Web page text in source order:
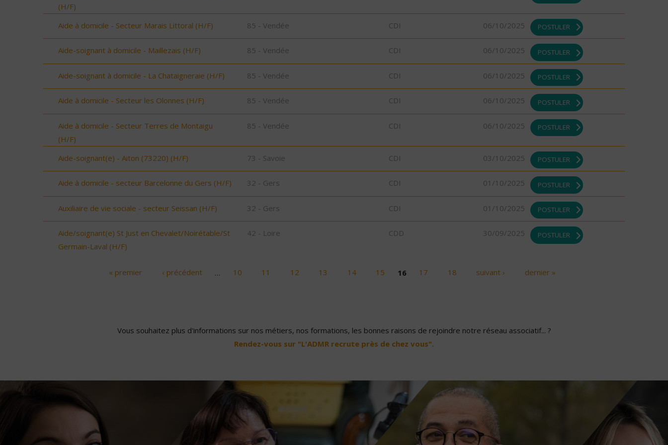
(H/F)
Aide à domicile - Secteur Marais Littoral (H/F) 85 - Vendée CDI 06/10/2025 POSTULER
Aide-soignant à domicile - Maillezais (H/F) 85 - Vendée CDI 06/10/2025 POSTULER
Aide-soignant à domicile - La Chataigneraie (H/F) 85 - Vendée CDI 06/10/2025 POSTULER
Aide à domicile - Secteur les Olonnes (H/F) 85 - Vendée CDI 06/10/2025 POSTULER
Aide à domicile - Secteur Terres de Montaigu
(H/F)
85 - Vendée CDI 06/10/2025 POSTULER
Aide-soignant(e) - Aiton (73220) (H/F) 73 - Savoie CDI 03/10/2025 POSTULER
Aide à domicile - secteur Barcelonne du Gers (H/F) 32 - Gers CDI 01/10/2025 POSTULER
Auxiliaire de vie sociale - secteur Seissan (H/F) 32 - Gers CDI 01/10/2025 POSTULER
Aide/soignant(e) St Just en Chevalet/Noirétable/St
Germain-Laval (H/F)
42 - Loire CDD 30/09/2025 POSTULER
« premier ‹ précédent … 10 11 12 13 14 15 16 17 18 suivant › dernier »
Vous souhaitez plus d'informations sur nos métiers, nos formations, les bonnes raisons de rejoindre notre réseau associatif... ?
Rendez-vous sur "L'ADMR recrute près de chez vous".